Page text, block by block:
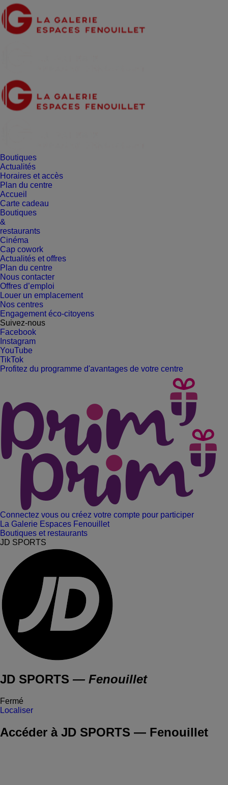
Boutiques
Actualités
Horaires et accès
Plan du centre
Accueil
Carte cadeau
Boutiques
&
restaurants
Cinéma
Cap cowork
Actualités et offres
Plan du centre
Nous contacter
Offres d’emploi
Louer un emplacement
Nos centres
Engagement éco-citoyens
Suivez-nous
Facebook
Instagram
YouTube
TikTok
Profitez du programme d'avantages de votre centre
Connectez vous ou créez votre compte pour participer
La Galerie Espaces Fenouillet
Boutiques et restaurants
JD SPORTS
JD SPORTS — Fenouillet
Fermé
Localiser
Accéder à JD SPORTS — Fenouillet